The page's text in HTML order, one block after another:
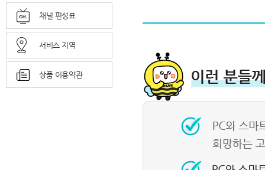
채널 편성표
서비스 지역
상품 이용약관